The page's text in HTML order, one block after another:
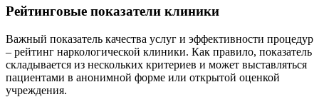
Рейтинговые показатели клиники
Важный показатель качества услуг и эффективности процедур
– рейтинг наркологической клиники. Как правило, показатель
складывается из нескольких критериев и может выставляться
пациентами в анонимной форме или открытой оценкой
учреждения.